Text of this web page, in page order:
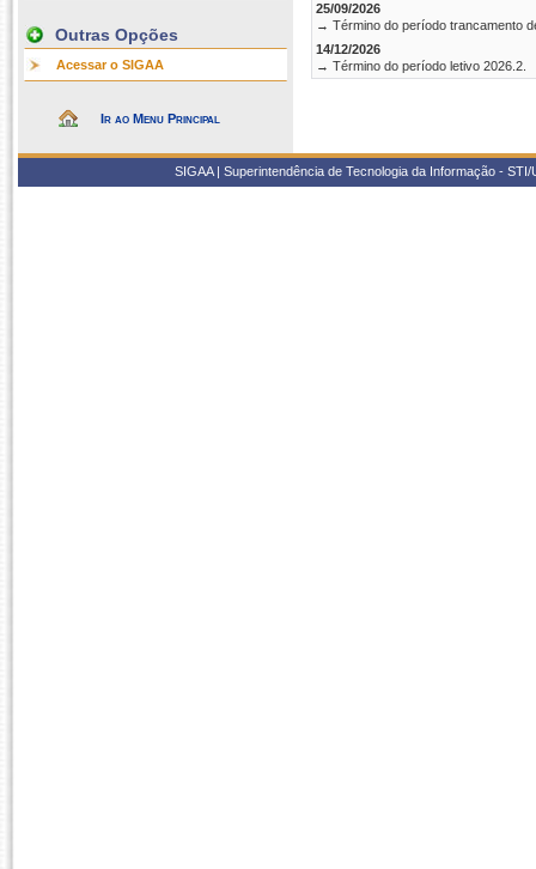
Outras Opções
Acessar o SIGAA
Ir ao Menu Principal
25/09/2026
→ Término do período trancamento
14/12/2026
→ Término do período letivo 2026.2.
SIGAA | Superintendência de Tecnologia da Informação -